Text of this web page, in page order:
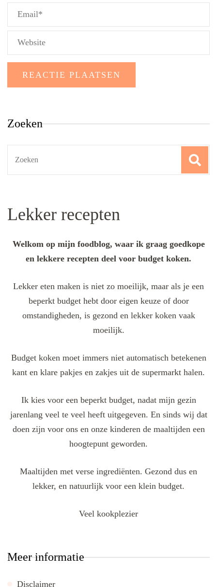
Zoeken
Lekker recepten
Welkom op mijn foodblog, waar ik graag goedkope
en lekkere recepten deel voor budget koken.
Lekker eten maken is niet zo moeilijk, maar als je een
beperkt budget hebt door eigen keuze of door
omstandigheden, is gezond en lekker koken vaak
moeilijk.
Budget koken moet immers niet automatisch betekenen
kant en klare pakjes en zakjes uit de supermarkt halen.
Ik kies voor een beperkt budget, nadat mijn gezin
jarenlang veel te veel heeft uitgegeven. En sinds wij dat
doen zijn voor ons en onze kinderen de maaltijden een
hoogtepunt geworden.
Maaltijden met verse ingrediënten. Gezond dus en
lekker, en natuurlijk voor een klein budget.
Veel kookplezier
Meer informatie
Disclaimer